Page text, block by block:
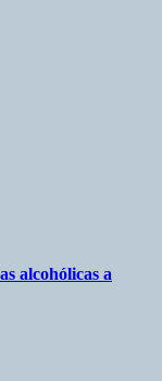
alcohólicas a